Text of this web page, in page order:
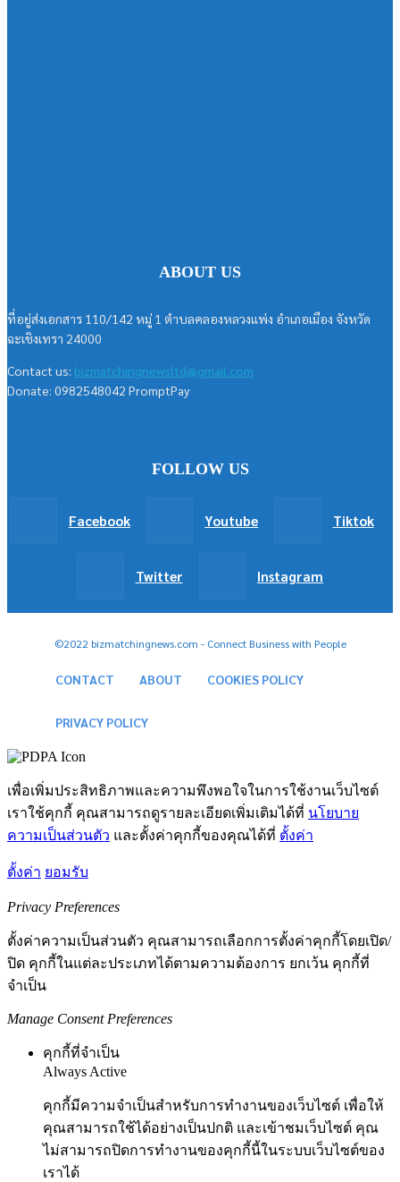
ABOUT US
ที่อยู่ส่งเอกสาร 110/142 หมู่ 1 ตำบลคลองหลวงแพ่ง อำเภอเมือง จังหวัด
ฉะเชิงเทรา 24000
Contact us: bizmatchingnewsltd@gmail.com
Donate: 0982548042 PromptPay
FOLLOW US
Facebook Youtube Tiktok
Twitter Instagram
©2022 bizmatchingnews.com - Connect Business with People
CONTACT ABOUT COOKIES POLICY
PRIVACY POLICY
เพื่อเพิ่มประสิทธิภาพและความพึงพอใจในการใช้งานเว็บไซต์
เราใช้คุกกี้ คุณสามารถดูรายละเอียดเพิ่มเติมได้ที่ นโยบาย
ความเป็นส่วนตัว และตั้งค่าคุกกี้ของคุณได้ที่ ตั้งค่า
ตั้งค่า ยอมรับ
Privacy Preferences
ตั้งค่าความเป็นส่วนตัว คุณสามารถเลือกการตั้งค่าคุกกี้โดยเปิด/
ปิด คุกกี้ในแต่ละประเภทได้ตามความต้องการ ยกเว้น คุกกี้ที่
จำเป็น
Manage Consent Preferences
คุกกี้ที่จำเป็น
Always Active
คุกกี้มีความจำเป็นสำหรับการทำงานของเว็บไซต์ เพื่อให้
คุณสามารถใช้ได้อย่างเป็นปกติ และเข้าชมเว็บไซต์ คุณ
ไม่สามารถปิดการทำงานของคุกกี้นี้ในระบบเว็บไซต์ของ
เราได้